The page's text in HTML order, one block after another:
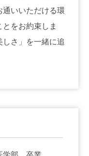
いいただける環
をお約束しま
さ」を一緒に追